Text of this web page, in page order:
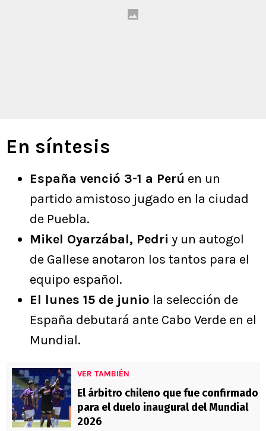
En síntesis
España venció 3-1 a Perú en un
partido amistoso jugado en la ciudad
de Puebla.
Mikel Oyarzábal, Pedri y un autogol
de Gallese anotaron los tantos para el
equipo español.
El lunes 15 de junio la selección de
España debutará ante Cabo Verde en el
Mundial.
VER TAMBIÉN
El árbitro chileno que fue confirmado
para el duelo inaugural del Mundial
2026